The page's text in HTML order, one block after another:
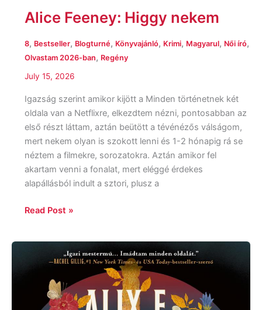
Alice Feeney: Higgy nekem
8, Bestseller, Blogturné, Könyvajánló, Krimi, Magyarul, Női író,
Olvastam 2026-ban, Regény
July 15, 2026
Igazság szerint amikor kijött a Minden történetnek két
oldala van a Netflixre, elkezdtem nézni, pontosabban az
első részt láttam, aztán beütött a tévénézős válságom,
mert nekem olyan is szokott lenni és 1-2 hónapig rá se
néztem a filmekre, sorozatokra. Aztán amikor fel
akartam venni a fonalat, mert eléggé érdekes
alapállásból indult a sztori, plusz a
Read Post »
örökkévaló